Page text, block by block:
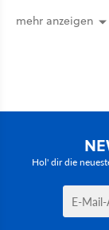
mehr anzeigen
Hol' dir die